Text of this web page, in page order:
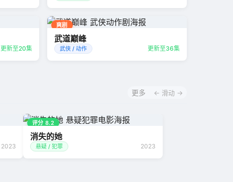
更新至20集
爽剧
武道巅峰
武侠 / 动作 更新至36集
更多 ← 滑动 →
2023
评分 8.2
消失的她
悬疑 / 犯罪 2023